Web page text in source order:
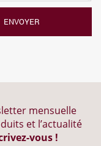
mensuelle
et l’actualité
vous !